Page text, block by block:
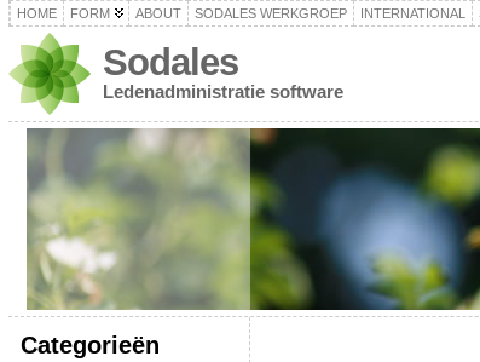
HOME FORM ABOUT SODALES WERKGROEP INTERNATIONAL
Sodales
Ledenadministratie software
Categorieën